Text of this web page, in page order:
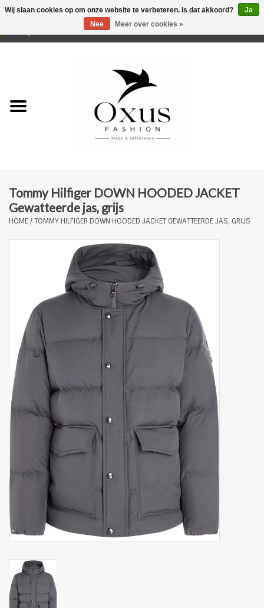
Merken
Tommy Hilfiger DOWN HOODED JACKET
Gewatteerde jas, grijs
HOME/TOMMY HILFIGER DOWN HOODED JACKET GEWATTEERDE JAS, GRIJS
Wij slaan cookies op om onze website te verbeteren. Is dat akkoord?
Ja
Nee
Meer over cookies »